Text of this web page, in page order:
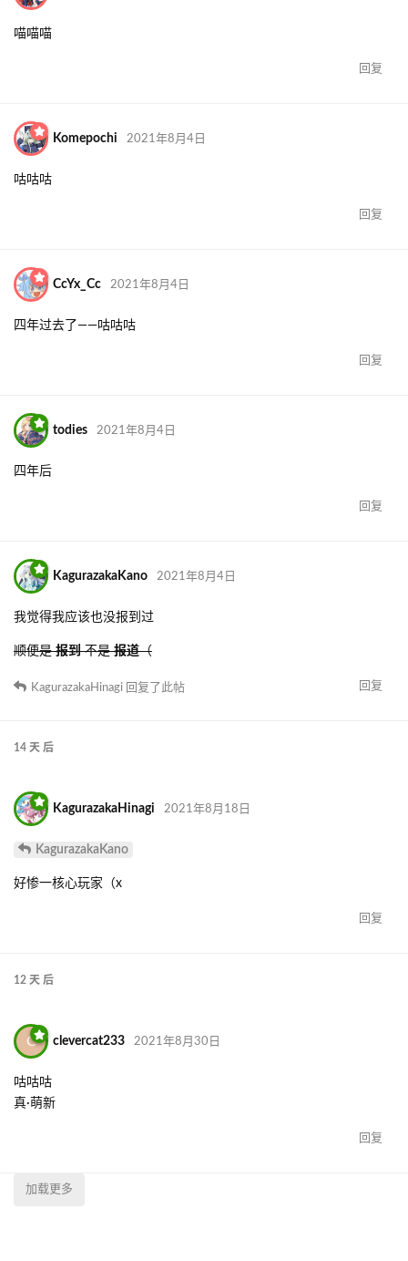
喵喵喵
回复
Komepochi 2021年8月4日
咕咕咕
回复
CcYx_Cc 2021年8月4日
四年过去了——咕咕咕
回复
todies 2021年8月4日
四年后
回复
KagurazakaKano 2021年8月4日
我觉得我应该也没报到过
顺便是报到不是报道（
回复
KagurazakaHinagi 回复了此帖
14 天 后
KagurazakaHinagi 2021年8月18日
KagurazakaKano
好惨一核心玩家（x
回复
12 天 后
C clevercat233 2021年8月30日
咕咕咕
真·萌新
回复
加载更多